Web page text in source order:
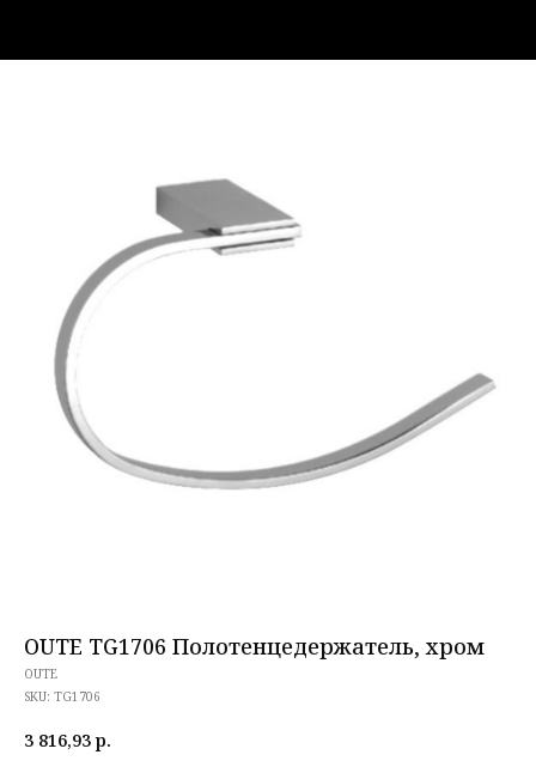
OUTE TG1706 Полотенцедержатель, хром
OUTE
SKU: TG1706
3 816,93 р.